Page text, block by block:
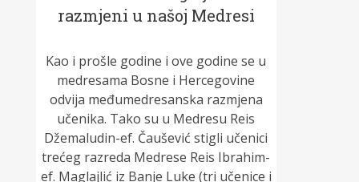
razmjeni u našoj Medresi
Kao i prošle godine i ove godine se u
medresama Bosne i Hercegovine
odvija međumedresanska razmjena
učenika. Tako su u Medresu Reis
Džemaludin-ef. Čaušević stigli učenici
trećeg razreda Medrese Reis Ibrahim-
ef. Maglajlić iz Banje Luke (tri učenice i